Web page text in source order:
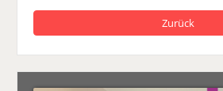
Zurück